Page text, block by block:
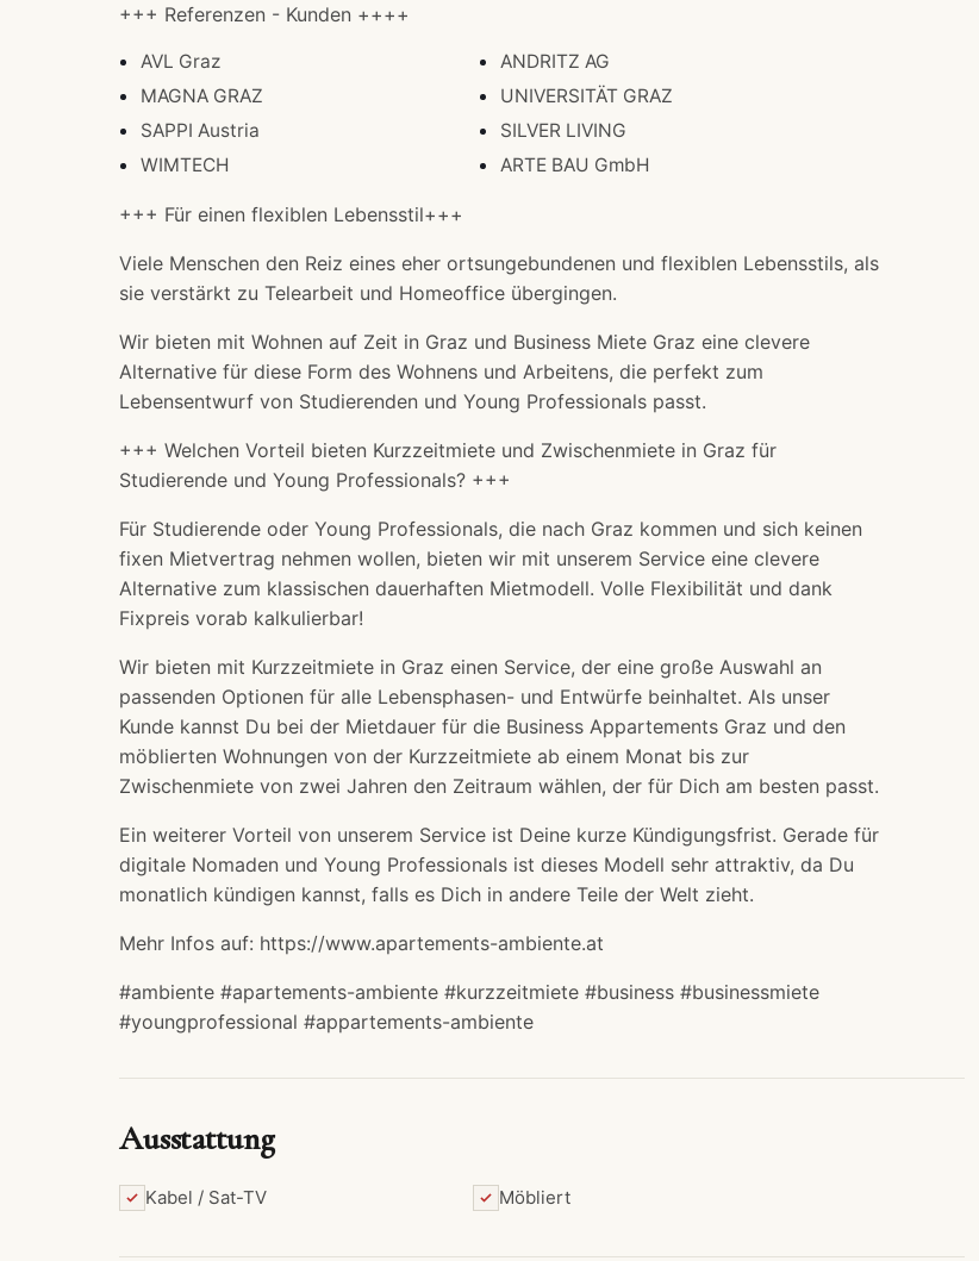
+++ Referenzen - Kunden ++++
AVL Graz
ANDRITZ AG
MAGNA GRAZ
UNIVERSITÄT GRAZ
SAPPI Austria
SILVER LIVING
WIMTECH
ARTE BAU GmbH
+++ Für einen flexiblen Lebensstil+++
Viele Menschen den Reiz eines eher ortsungebundenen und flexiblen Lebensstils, als
sie verstärkt zu Telearbeit und Homeoffice übergingen.
Wir bieten mit Wohnen auf Zeit in Graz und Business Miete Graz eine clevere
Alternative für diese Form des Wohnens und Arbeitens, die perfekt zum
Lebensentwurf von Studierenden und Young Professionals passt.
+++ Welchen Vorteil bieten Kurzzeitmiete und Zwischenmiete in Graz für
Studierende und Young Professionals? +++
Für Studierende oder Young Professionals, die nach Graz kommen und sich keinen
fixen Mietvertrag nehmen wollen, bieten wir mit unserem Service eine clevere
Alternative zum klassischen dauerhaften Mietmodell. Volle Flexibilität und dank
Fixpreis vorab kalkulierbar!
Wir bieten mit Kurzzeitmiete in Graz einen Service, der eine große Auswahl an
passenden Optionen für alle Lebensphasen- und Entwürfe beinhaltet. Als unser
Kunde kannst Du bei der Mietdauer für die Business Appartements Graz und den
möblierten Wohnungen von der Kurzzeitmiete ab einem Monat bis zur
Zwischenmiete von zwei Jahren den Zeitraum wählen, der für Dich am besten passt.
Ein weiterer Vorteil von unserem Service ist Deine kurze Kündigungsfrist. Gerade für
digitale Nomaden und Young Professionals ist dieses Modell sehr attraktiv, da Du
monatlich kündigen kannst, falls es Dich in andere Teile der Welt zieht.
Mehr Infos auf: https://www.apartements-ambiente.at
#ambiente #apartements-ambiente #kurzzeitmiete #business #businessmiete
#youngprofessional #appartements-ambiente
Ausstattung
Kabel / Sat-TV Möbliert